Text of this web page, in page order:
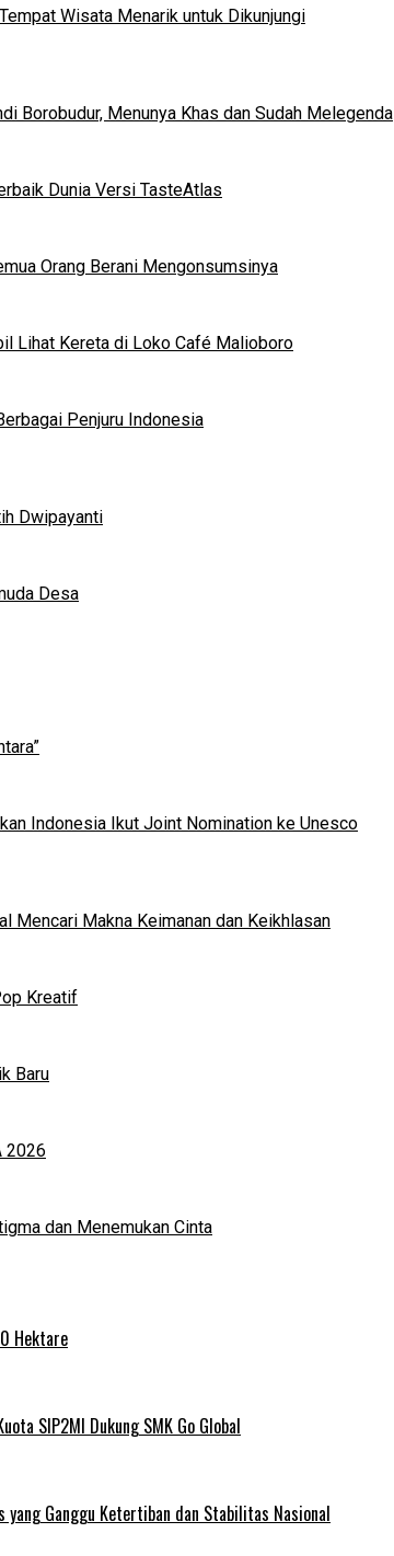
Wisata Menarik untuk Dikunjungi
Borobudur, Menunya Khas dan Sudah Melegenda
Dunia Versi TasteAtlas
Orang Berani Mengonsumsinya
Lihat Kereta di Loko Café Malioboro
Penjuru Indonesia
Dwipayanti
Desa
Indonesia Ikut Joint Nomination ke Unesco
Mencari Makna Keimanan dan Keikhlasan
Kreatif
Baru
2026
dan Menemukan Cinta
Hektare
SIP2MI Dukung SMK Go Global
yang Ganggu Ketertiban dan Stabilitas Nasional